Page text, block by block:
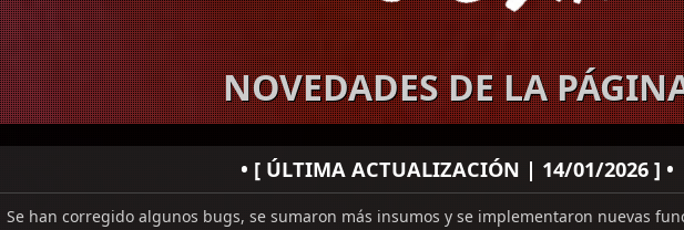
NOVEDADES DE LA
• [ ÚLTIMA ACTUALIZACIÓN | 14/01/2026 ] •
Se han corregido algunos bugs, se sumaron más insumos y se implementaron nuevas